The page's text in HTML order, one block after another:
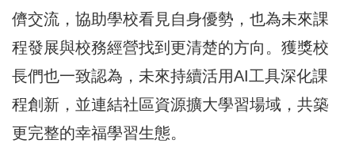
儕交流，協助學校看見自身優勢，也為未來課
程發展與校務經營找到更清楚的方向。獲獎校
長們也一致認為，未來持續活用AI工具深化課
程創新，並連結社區資源擴大學習場域，共築
更完整的幸福學習生態。